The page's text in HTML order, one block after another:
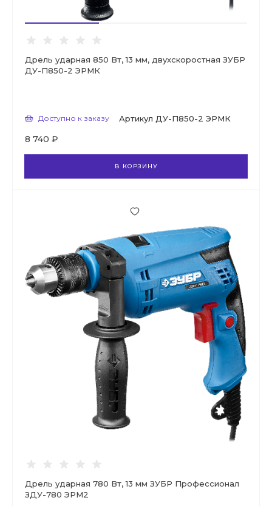
Дрель ударная 850 Вт, 13 мм, двухскоростная ЗУБР
ДУ-П850-2 ЭРМК
Доступно к заказу Артикул ДУ-П850-2 ЭРМК
8 740 ₽
В КОРЗИНУ
Дрель ударная 780 Вт, 13 мм ЗУБР Профессионал
ЗДУ-780 ЭРМ2